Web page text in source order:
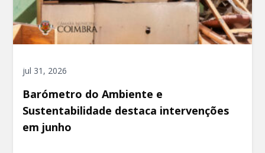
jul 31, 2026
Barómetro do Ambiente e
Sustentabilidade destaca intervenções
em junho